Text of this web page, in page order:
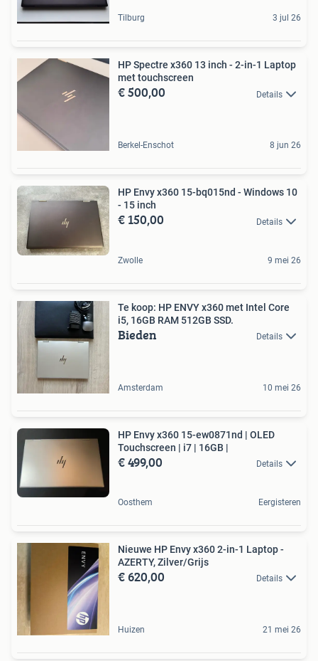
Tilburg 3 jul 26
HP Spectre x360 13 inch - 2-in-1 Laptop
met touchscreen
€ 500,00 Details
Berkel-Enschot 8 jun 26
HP Envy x360 15-bq015nd - Windows 10
- 15 inch
€ 150,00 Details
Zwolle 9 mei 26
Te koop: HP ENVY x360 met Intel Core
i5, 16GB RAM 512GB SSD.
Bieden Details
Amsterdam 10 mei 26
HP Envy x360 15-ew0871nd | OLED
Touchscreen | i7 | 16GB |
€ 499,00 Details
Oosthem Eergisteren
Nieuwe HP Envy x360 2-in-1 Laptop -
AZERTY, Zilver/Grijs
€ 620,00 Details
Huizen 21 mei 26